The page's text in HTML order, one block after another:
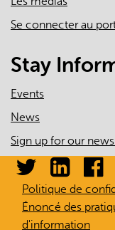
Se connecter au
Stay
Events
News
Sign up for our
Politique de
Énoncé des
d'information